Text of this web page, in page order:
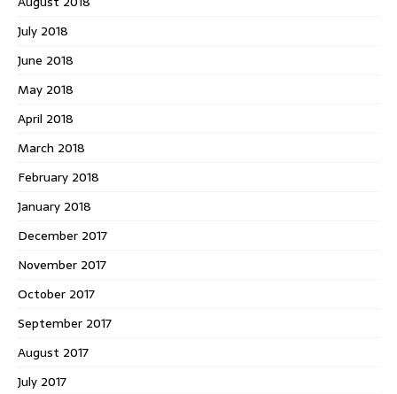
July 2018
June 2018
May 2018
April 2018
March 2018
February 2018
January 2018
December 2017
November 2017
October 2017
September 2017
August 2017
July 2017